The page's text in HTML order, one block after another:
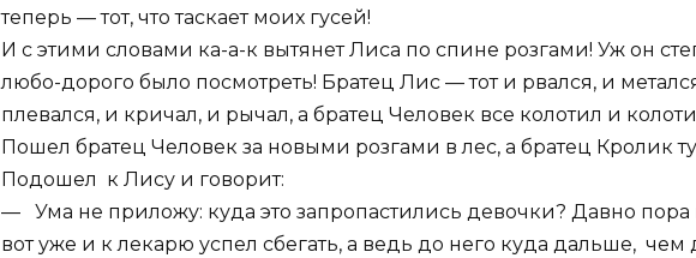
теперь — тот, что таскает моих гусей!
И с этими словами ка-а-к вытянет Лиса по спине розгами! Уж он
любо-дорого было посмотреть! Братец Лис — тот и рвался, и
плевался, и кричал, и рычал, а братец Человек все колотил и
Пошел братец Человек за новыми розгами в лес, а братец Кролик
Подошел к Лису и говорит:
— Ума не приложу: куда это запропастились девочки? Давно пора
вот уже и к лекарю успел сбегать, а ведь до него куда дальше,